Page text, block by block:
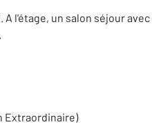
l'étage, un salon séjour avec
Extraordinaire)